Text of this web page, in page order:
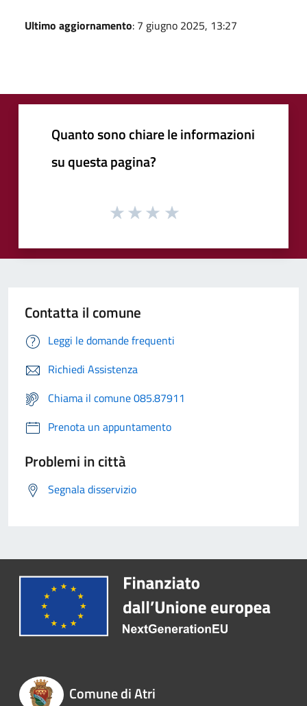
Ultimo aggiornamento: 7 giugno 2025, 13:27
Quanto sono chiare le informazioni
su questa pagina?
Contatta il comune
Leggi le domande frequenti
Richiedi Assistenza
Chiama il comune 085.87911
Prenota un appuntamento
Problemi in città
Segnala disservizio
Comune di Atri